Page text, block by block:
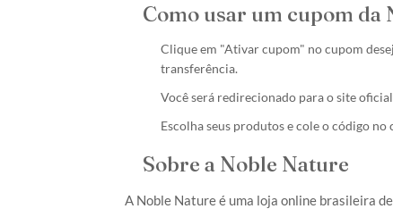
Como usar um cupom da
Clique em "Ativar cupom" no cupom
transferência.
Você será redirecionado para o site
Escolha seus produtos e cole o código
Sobre a Noble Nature
A Noble Nature é uma loja online brasileira